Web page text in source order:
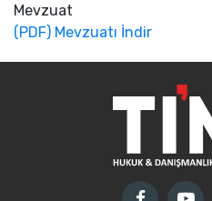
Mevzuat
(PDF) Mevzuatı İndir